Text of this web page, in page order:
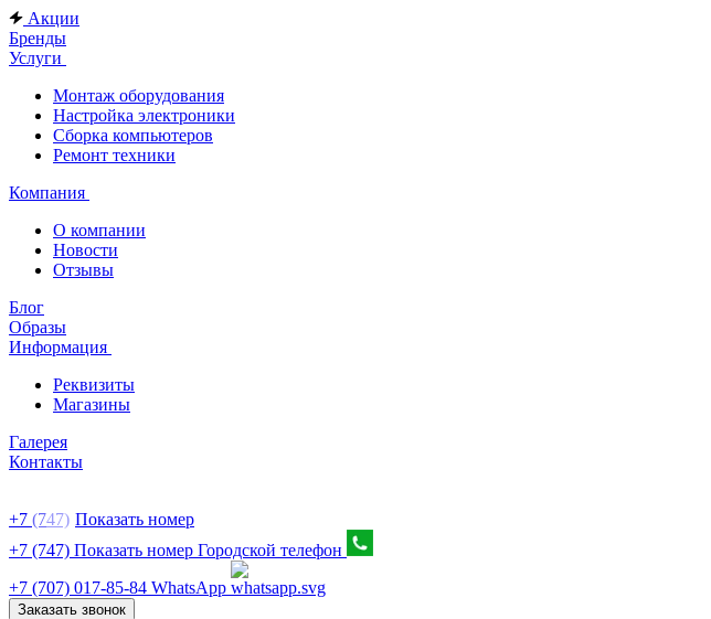
Акции
Бренды
Услуги
Монтаж оборудования
Настройка электроники
Сборка компьютеров
Ремонт техники
Компания
О компании
Новости
Отзывы
Блог
Образы
Информация
Реквизиты
Магазины
Галерея
Контакты
+7 (747) Показать номер
+7 (747) Показать номер Городской телефон
+7 (707) 017-85-84 WhatsApp
Заказать звонок